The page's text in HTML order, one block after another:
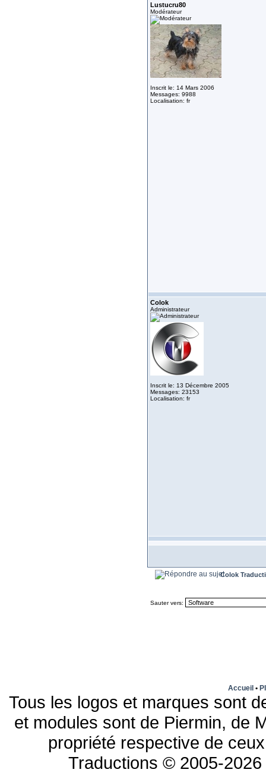
Lustucru80
Modérateur
Inscrit le: 14 Mars 2006
Messages: 9988
Localisation: fr
Colok
Administrateur
Inscrit le: 13 Décembre 2005
Messages: 23153
Localisation: fr
Colok
Sauter vers:
Accueil •
Tous les logos et marques sont
et modules sont de Piermin, de
propriété respective de
Traductions © 2005-